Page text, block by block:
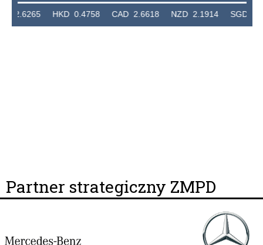
HKD 0.4758 CAD 2.6618 NZD 2.1914 SGD 2.9123
Partner strategiczny ZMPD